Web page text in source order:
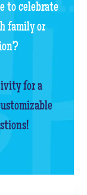
to celebrate
family or
for a